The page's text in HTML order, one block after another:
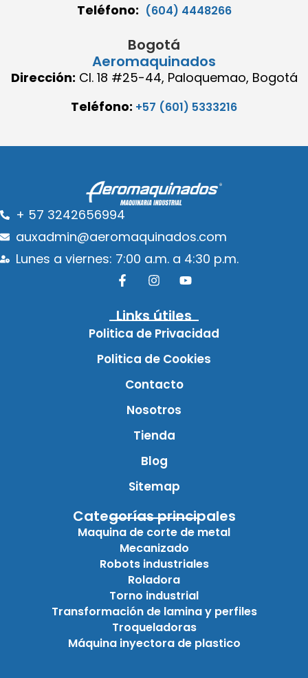
Teléfono: (604) 4448266
Bogotá
Aeromaquinados
Dirección: Cl. 18 #25-44, Paloquemao, Bogotá
Teléfono: +57 (601) 5333216
+ 57 3242656994
auxadmin@aeromaquinados.com
Lunes a viernes: 7:00 a.m. a 4:30 p.m.
Links útiles
Politica de Privacidad
Politica de Cookies
Contacto
Nosotros
Tienda
Blog
Sitemap
Categorías principales
Maquina de corte de metal
Mecanizado
Robots industriales
Roladora
Torno industrial
Transformación de lamina y perfiles
Troqueladoras
Máquina inyectora de plastico